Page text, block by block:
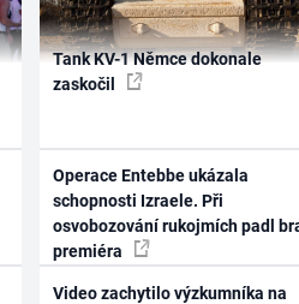
Tank KV-1 Němce dokonale
zaskočil
Operace Entebbe ukázala
schopnosti Izraele. Při
osvobozování rukojmích padl
premiéra
Video zachytilo výzkumníka na